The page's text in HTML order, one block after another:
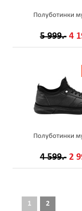
Полуботинки
5 999.- 4
Полуботинки
4 599.- 2
1 2